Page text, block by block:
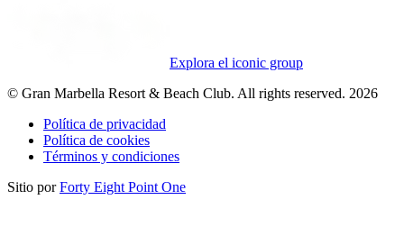
Explora el iconic group
© Gran Marbella Resort & Beach Club. All rights reserved. 2026
Política de privacidad
Política de cookies
Términos y condiciones
Sitio porForty Eight Point One